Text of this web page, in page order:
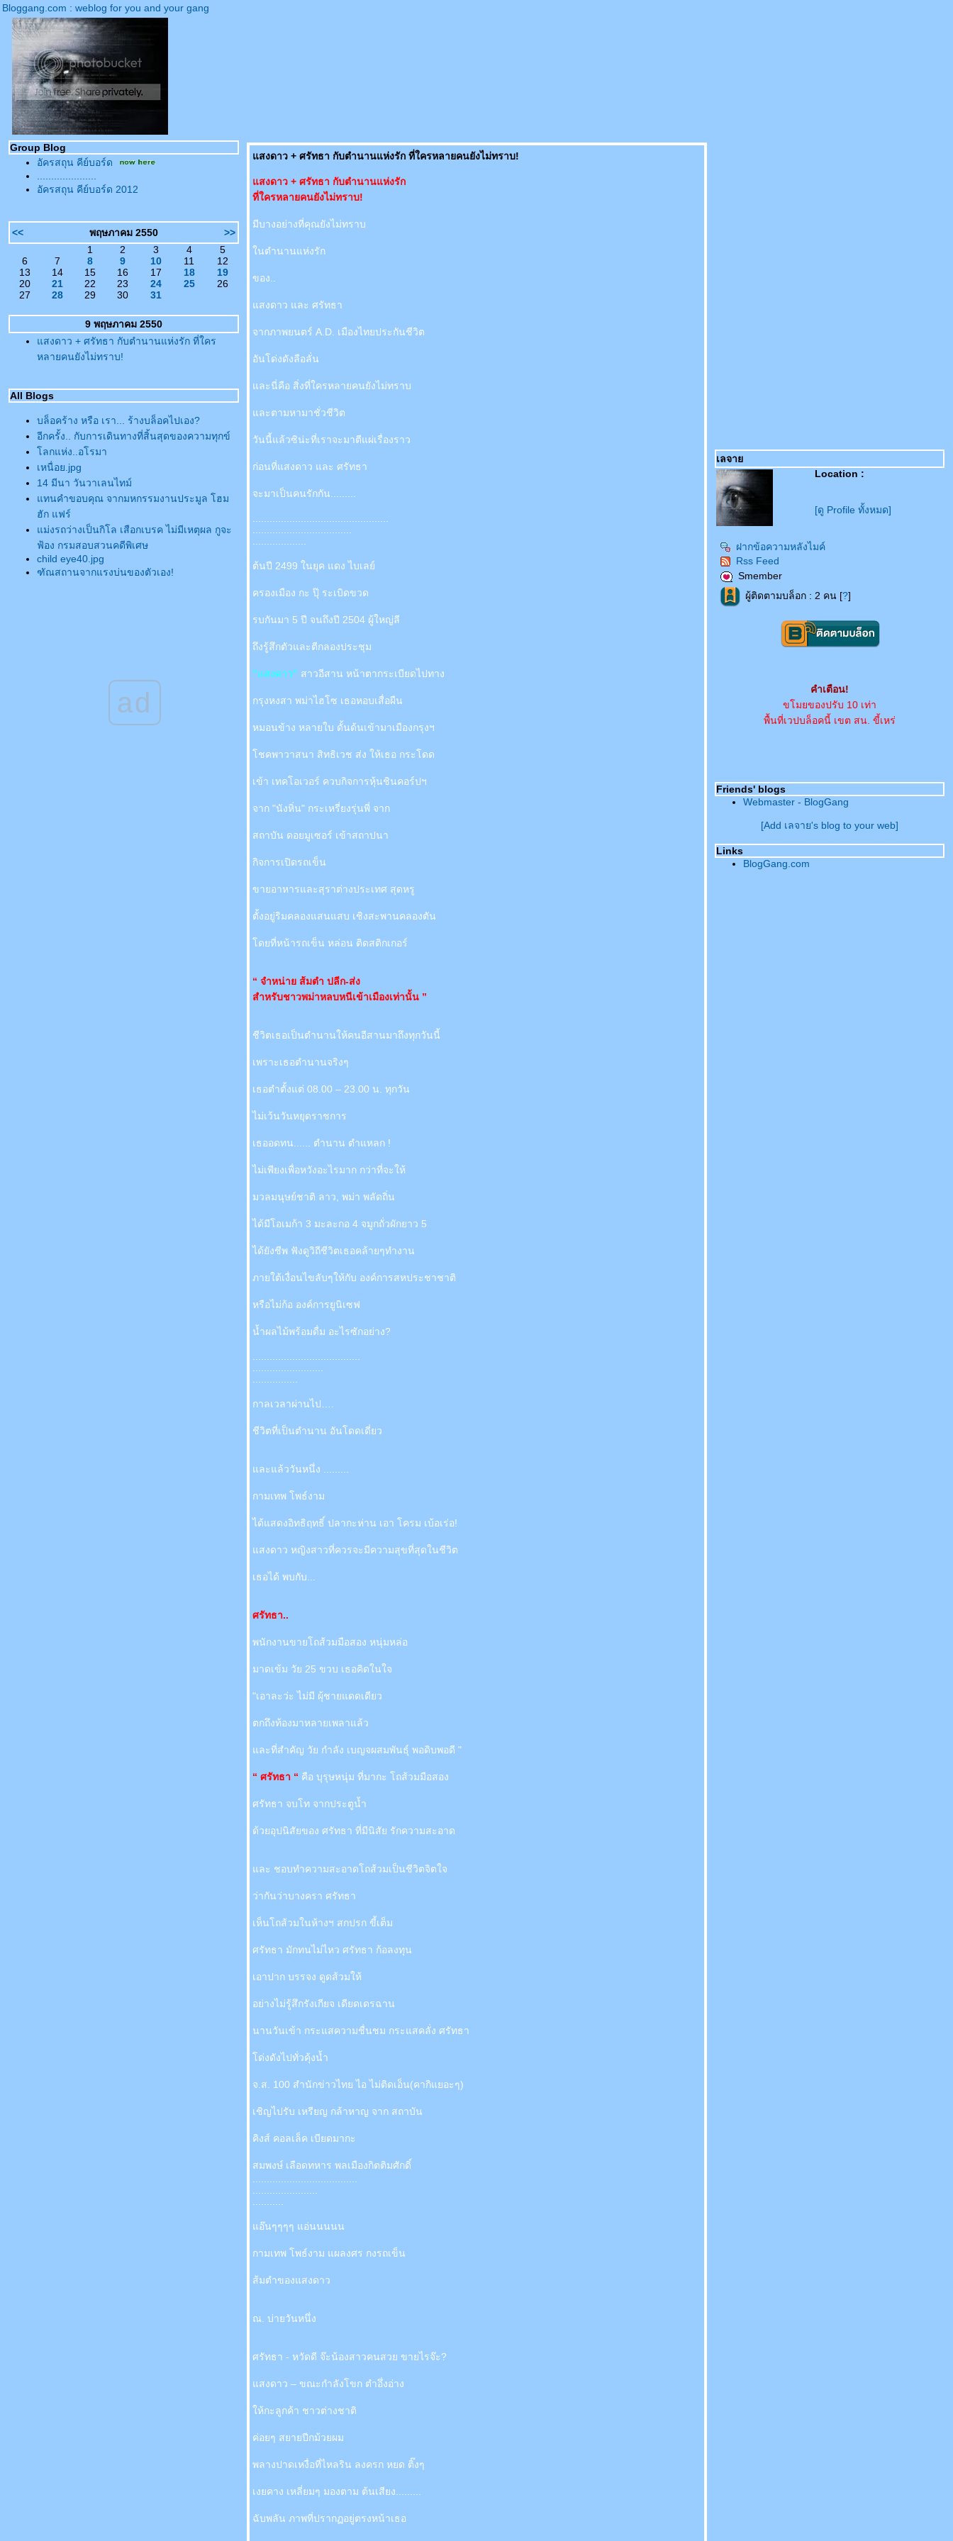
Bloggang.com : weblog for you and your gang
Group Blog
อัครสถุน คีย์บอร์ด
อัครสถุน คีย์บอร์ด 2012
<< พฤษภาคม 2550
>>
1
2 3 4
5
6
7 8 9 10 11
12
13
14 15 16 17 18
19
20
21 22 23 24 25
26
27
28 29 30 31
9 พฤษภาคม 2550
สงดาว + ศรัทธา กับตำนานแห่งรัก ที่ใคร
หลายคนยังไม่ทราบ!
All Blogs
บล็อคร้าง หรือ เรา... ร้างบล็อคไปเอง?
อีกครั้ง.. กับการเดินทางที่สิ้นสุดของความทุกข์
ลกแห่ง..อโรมา
เหนื่อย.jpg
14 มีนา วันวาเลนไทม์
ทนคำขอบคุณ จากมหกรรมงานประมูล โฮม
ฮัก แฟร์
ม่งรถว่างเป็นกิโล เสือกเบรค ไม่มีเหตุผล กูจะ
ฟ้อง กรมสอบสวนคดีพิเศษ
child eye40.jpg
ฑัณสถานจากแรงบ่นของตัวเอง!
ควาย ตั๊กแตน จั๊กจั่น โปรจังไร
ไม่มีเรื่องเขียนแล้ว...จบ!
ad
สงดาว + ศรัทธา กับตำนานแห่งรัก ที่ใครหลายคนยังไม่ทราบ!
สงดาว + ศรัทธา กับตำนานแห่งรัก
ที่ใครหลายคนยังไม่ทราบ!
มีบางอย่างที่คุณยังไม่ทราบ
นตำนานแห่งรัก
ของ..
สงดาว และ ศรัทธา
จากภาพยนตร์ A.D. เมืองไทยประกันชีวิต
อันโด่งดังลือลั่น
ละนี่คือ สิ่งที่ใครหลายคนยังไม่ทราบ
ละตามหามาชั่วชีวิต
วันนี้แล้วซิน่ะที่เราจะมาตีแผ่เรื่องราว
ก่อนที่แสงดาว และ ศรัทธา
จะมาเป็นคนรักกัน.........
ต้นปี 2499 ในยุค แดง ไบเลย์
ครองเมือง กะ ปุ๊ ระเบิดขวด
รบกันมา 5 ปี จนถึงปี 2504 ผู้ใหญ่ลี
ถึงรู้สึกตัวและตีกลองประชุม
"แสงดาว" สาวอีสาน หน้าตากระเบียดไปทาง
กรุงหงสา พม่าไฮโซ เธอหอบเสื่อผืน
หมอนข้าง หลายใบ ดั้นด้นเข้ามาเมืองกรุงฯ
ชคพาวาสนา สิทธิเวช ส่ง ให้เธอ กระโดด
เข้า เทคโอเวอร์ ควบกิจการหุ้นชินคอร์ปฯ
จาก "นังหิ่น" กระเหรี่ยงรุ่นพี่ จาก
สถาบัน ดอยมูเซอร์ เข้าสถาปนา
กิจการเปิดรถเข็น
ขายอาหารและสุราต่างประเทศ สุดหรู
ตั้งอยู่ริมคลองแสนแสบ เชิงสะพานคลองตัน
ดยที่หน้ารถเข็น หล่อน ติดสติกเกอร์
“ จำหน่าย ส้มตำ ปลีก-ส่ง
สำหรับชาวพม่าหลบหนีเข้าเมืองเท่านั้น ”
ชีวิตเธอเป็นตำนานให้คนอีสานมาถึงทุกวันนี้
เพราะเธอตำนานจริงๆ
เธอตำตั้งแต่ 08.00 – 23.00 น. ทุกวัน
ไม่เว้นวันหยุดราชการ
เธออดทน...... ตำนาน ตำแหลก !
ไม่เพียงเพื่อหวังอะไรมาก กว่าที่จะให้
มวลมนุษย์ชาติ ลาว, พม่า พลัดถิ่น
ได้มีโอเมก้า 3 มะละกอ 4 จมูกถั่วผักยาว 5
ได้ยังชีพ ฟังดูวิถีชีวิตเธอคล้ายๆทำงาน
ภายใต้เงื่อนไขลับๆให้กับ องค์การสหประชาชาติ
หรือไม่ก้อ องค์การยูนิเซฟ
น้ำผลไม้พร้อมดื่ม อะไรซักอย่าง?
กาลเวลาผ่านไป….
ชีวิตที่เป็นตำนาน อันโดดเดี่ยว
ละแล้ววันหนึ่ง .........
กามเทพ โพธ์งาม
ได้แสดงอิทธิฤทธิ์ ปลากะห่าน เอา โครม เบ้อเร่อ!
สงดาว หญิงสาวที่ควรจะมีความสุขที่สุดในชีวิต
เธอได้ พบกับ...
ศรัทธา..
พนักงานขายโถส้วมมือสอง หนุ่มหล่อ
มาดเข้ม วัย 25 ขวบ เธอคิดในใจ
"เอาละว่ะ ไม่มี ผุ้ชายแดดเดียว
ตกถึงท้องมาหลายเพลาแล้ว
ละที่สำคัญ วัย กำลัง เบญจผสมพันธุ์ พอดิบพอดี "
“ ศรัทธา “ คือ บุรุษหนุ่ม ที่มากะ โถส้วมมือสอง
ศรัทธา จบโท จากประตูน้ำ
ด้วยอุปนิสัยของ ศรัทธา ที่มีนิสัย รักความสะอาด
ละ ชอบทำความสะอาดโถส้วมเป็นชีวิตจิตใจ
ว่ากันว่าบางครา ศรัทธา
เห็นโถส้วมในห้างฯ สกปรก ขี้เต็ม
ศรัทธา มักทนไม่ไหว ศรัทธา ก้อลงทุน
เอาปาก บรรจง ดูดส้วมให้
อย่างไม่รู้สึกรังเกียจ เดียดเดรฉาน
นานวันเข้า กระแสความชื่นชม กระแสคลั่ง ศรัทธา
ด่งดังไปทั่วคุ้งน้ำ
จ.ส. 100 สำนักข่าวไทย ไอ ไม่ติดเอ็น(คากิแยอะๆ)
เชิญไปรับ เหรียญ กล้าหาญ จาก สถาบัน
คิงส์ คอลเล็ค เบียดมากะ
สมพงษ์ เลือดทหาร พลเมืองกิตติมศักดิ์
อ๊นๆๆๆๆ แอ่นนนนน
กามเทพ โพธ์งาม แผลงศร กงรถเข็น
ส้มตำของแสงดาว
ณ. บ่ายวันหนึ่ง
ศรัทธา - หวัดดี จ๊ะน้องสาวคนสวย ขายไรจ๊ะ?
สงดาว – ขณะกำลังโขก ตำอึ่งอ่าง
ห้กะลูกค้า ชาวต่างชาติ
ค่อยๆ สยายปีกม้วยผม
พลางปาดเหงื่อที่ไหลริน ลงครก หยด ติ๊งๆ
เงยคาง เหลี่ยมๆ มองตาม ต้นเสียง.........
ฉับพลัน ภาพที่ปรากฏอยู่ตรงหน้าเธอ
เลจา
Location :
[ดู Profile ทั้งหมด]
ฝากข้อความหลังไมค์
Rss Feed
Smember
ผู้ติดตามบล็อก : 2 คน [?]
คำเตือน!
ขโมยของปรับ 10 เท่า
พื้นที่เวปบล็อคนี้ เขต สน. ขี้เหร่
Friends' blogs
Webmaster - BlogGang
[Add เลจาย's blog to your web]
Links
BlogGang.com